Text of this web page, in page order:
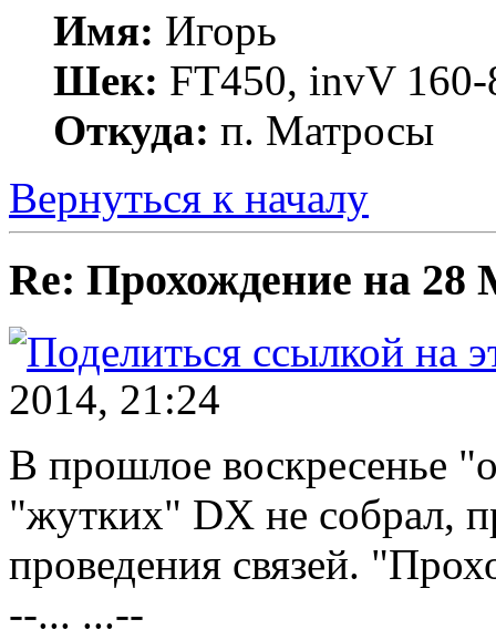
Имя: Игорь
Шек: FT450, invV
Откуда: п. Матросы
Вернуться к началу
Re: Прохождение на 28
2014, 21:24
В прошлое воскресенье
"жутких" DX не собрал,
проведения связей.
--... ...--